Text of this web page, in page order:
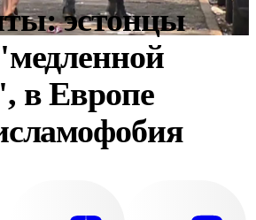
эстонцы
в Европе